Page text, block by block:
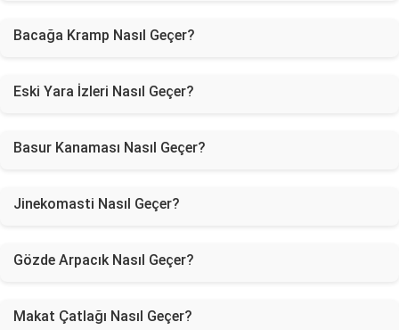
Bacağa Kramp Nasıl Geçer?
Eski Yara İzleri Nasıl Geçer?
Basur Kanaması Nasıl Geçer?
Jinekomasti Nasıl Geçer?
Gözde Arpacık Nasıl Geçer?
Makat Çatlağı Nasıl Geçer?